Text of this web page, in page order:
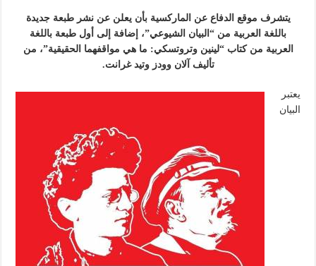
يتشرف موقع الدفاع عن الماركسية بأن يعلن عن نشر طبعة جديدة
باللغة العربية من “البيان الشيوعي”، إضافة إلى أول طبعة باللغة
العربية من كتاب “لينين وتروتسكي: ما هي مواقفهما الحقيقية”، من
تأليف آلان وودز وتيد غرانت.
يعتبر
البيان